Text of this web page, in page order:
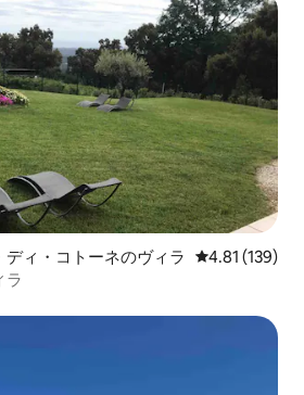
ィ・コトーネのヴィラ レビュー139
4.81 (139)
ラ